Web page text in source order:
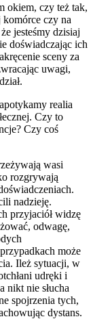
okiem, czy też tak,
czy na
jesteśmy dzisiaj
doświadczając ich
sceny za
uwagi,
realia
Czy to
Czy coś
wasi
rozgrywają
nadzieję.
przyjaciół widzę
odwagę,
może
Ileż sytuacji, w
udręki i
nikt nie słucha
spojrzenia tych,
dystans.